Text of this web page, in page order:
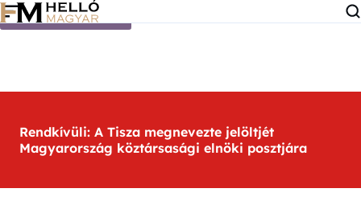
Ugrás a tartalomra
Rendkívüli: A Tisza megnevezte jelöltjét
Magyarország köztársasági elnöki posztjára